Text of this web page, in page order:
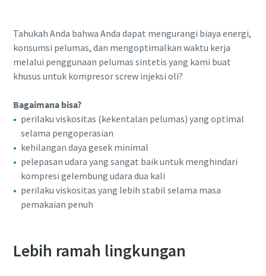
10 langkah menuju produksi yang ramah
lingkungan dan lebih efisien
Semua yang perlu Anda ketahui tentang pengurangan
Selengkapnya
Tahukah Anda bahwa Anda dapat mengurangi biaya energi,
konsumsi pelumas, dan mengoptimalkan waktu kerja
melalui penggunaan pelumas sintetis yang kami buat
khusus untuk kompresor screw injeksi oli?
Bagaimana bisa?
perilaku viskositas (kekentalan pelumas) yang optimal
selama pengoperasian
kehilangan daya gesek minimal
pelepasan udara yang sangat baik untuk menghindari
kompresi gelembung udara dua kali
perilaku viskositas yang lebih stabil selama masa
pemakaian penuh
Lebih ramah lingkungan